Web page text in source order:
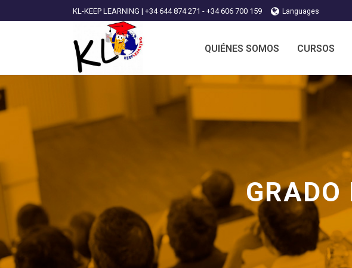
KL-KEEP LEARNING | +34 644 874 271 - +34 606 700 159 Languages
QUIÉNES SOMOS CURSOS